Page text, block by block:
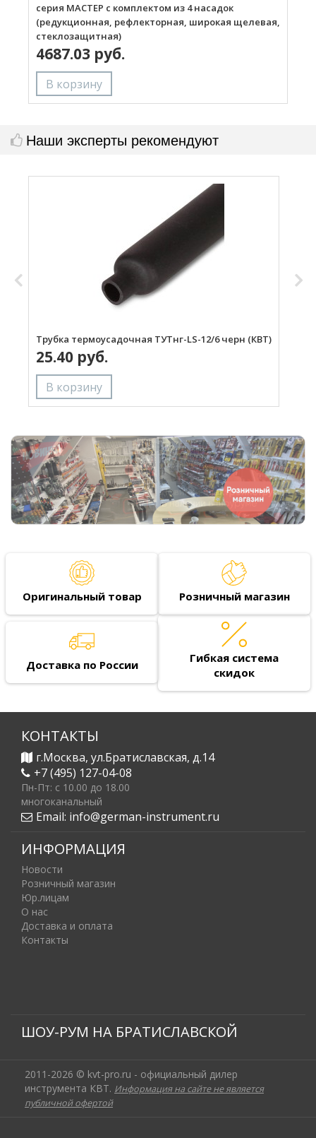
серия МАСТЕР с комплектом из 4 насадок
(редукционная, рефлекторная, широкая щелевая,
стеклозащитная)
4687.03 руб.
Наши эксперты рекомендуют
Трубка термоусадочная ТУТнг-LS-12/6 черн (КВТ)
25.40 руб.
Оригинальный товар Розничный магазин
Доставка по России
Гибкая система
скидок
КОНТАКТЫ
г.Москва, ул.Братиславская, д.14
+7 (495) 127-04-08
Пн-Пт: c 10.00 до 18.00
многоканальный
Email: info@german-instrument.ru
ИНФОРМАЦИЯ
Новости
Розничный магазин
Юр.лицам
О нас
Доставка и оплата
Контакты
ШОУ-РУМ НА БРАТИСЛАВСКОЙ
2011-2026 © kvt-pro.ru - официальный дилер
инструмента КВТ. Информация на сайте не является
публичной офертой